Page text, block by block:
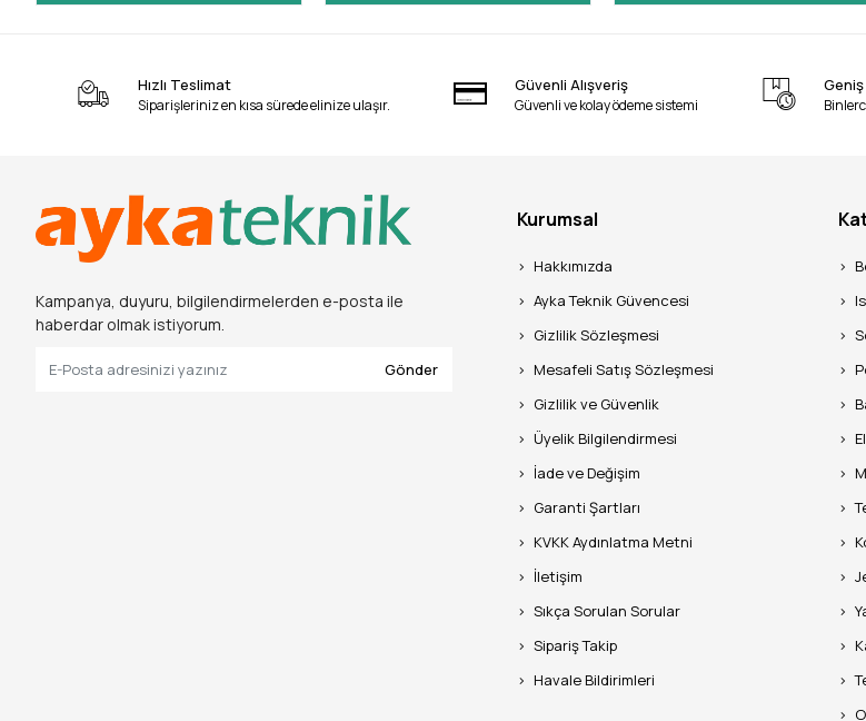
Hızlı Teslimat
Siparişleriniz en kısa sürede elinize ulaşır.
Güvenli Alışveriş
Güvenli ve kolay ödeme sistemi
Kampanya, duyuru, bilgilendirmelerden e-posta ile
haberdar olmak istiyorum.
Gönder
Kurumsal
Hakkımızda
Ayka Teknik Güvencesi
Gizlilik Sözleşmesi
Mesafeli Satış Sözleşmesi
Gizlilik ve Güvenlik
Üyelik Bilgilendirmesi
İade ve Değişim
Garanti Şartları
KVKK Aydınlatma Metni
İletişim
Sıkça Sorulan Sorular
Sipariş Takip
Havale Bildirimleri